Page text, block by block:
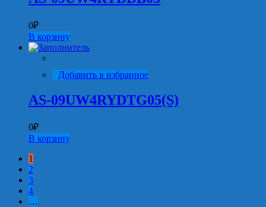
0₽
В корзину
Добавить в избранное
AS-09UW4RYDTG05(S)
0₽
В корзину
1
2
3
4
…